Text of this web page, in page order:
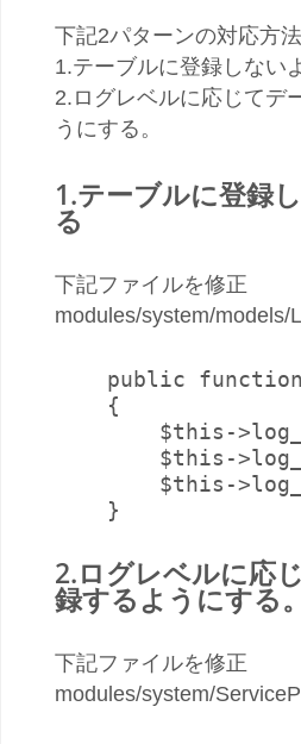
下記2パターンの対応方
1.テーブルに登録しない
2.ログレベルに応じてデ
うにする。
1.テーブルに登録
る
下記ファイルを修正
modules/system/models/
public
    {
$this-
$this-
$this-
2.ログレベルに応
録するようにする。
下記ファイルを修正
modules/system/